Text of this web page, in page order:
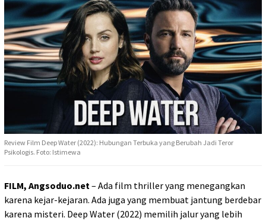
Review Film Deep Water (2022): Hubungan Terbuka yang Berubah Jadi Teror
Psikologis. Foto: Istimewa
FILM, Angsoduo.net– Ada film thriller yang menegangkan
karena kejar-kejaran. Ada juga yang membuat jantung berdebar
karena misteri. Deep Water (2022) memilih jalur yang lebih